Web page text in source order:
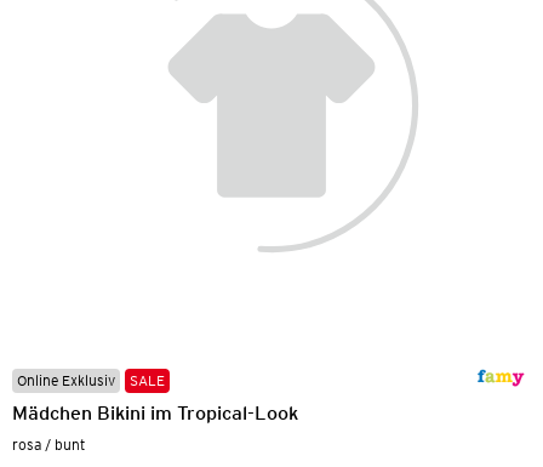
Online Exklusiv SALE
Mädchen Bikini im Tropical-Look
rosa / bunt